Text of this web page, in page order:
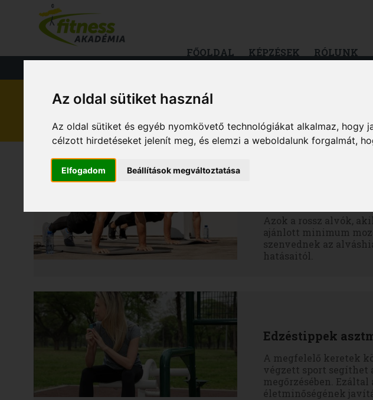
Az oldal sütiket használ
Az oldal sütiket és egyéb nyomkövető technológiákat alkalmaz, hogy
célzott hirdetéseket jelenít meg, és elemzi a weboldalunk forgalmát,
Elfogadom Beállítások megváltoztatása
FŐOLDAL
KÉPZÉSEK RÓLUNK
Azok a rossz alvók,
ajánlott minimum
szenvednek az
hatásaitól.
Edzéstippek
A megfelelő keretek
végzett sport segíthet
megőrzésében. Ezáltal
életminőségének